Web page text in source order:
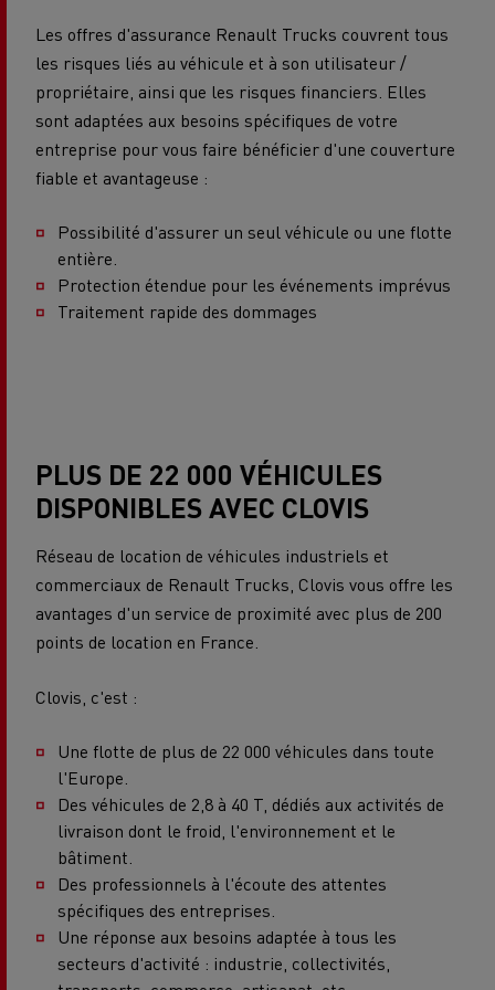
Les offres d'assurance Renault Trucks couvrent tous
les risques liés au véhicule et à son utilisateur /
propriétaire, ainsi que les risques financiers. Elles
sont adaptées aux besoins spécifiques de votre
entreprise pour vous faire bénéficier d'une couverture
fiable et avantageuse :
Possibilité d'assurer un seul véhicule ou une flotte
entière.
Protection étendue pour les événements imprévus
Traitement rapide des dommages
PLUS DE 22 000 VÉHICULES
DISPONIBLES AVEC CLOVIS
Réseau de location de véhicules industriels et
commerciaux de Renault Trucks, Clovis vous offre les
avantages d'un service de proximité avec plus de 200
points de location en France.
Clovis, c'est :
Une flotte de plus de 22 000 véhicules dans toute
l'Europe.
Des véhicules de 2,8 à 40 T, dédiés aux activités de
livraison dont le froid, l'environnement et le
bâtiment.
Des professionnels à l'écoute des attentes
spécifiques des entreprises.
Une réponse aux besoins adaptée à tous les
secteurs d'activité : industrie, collectivités,